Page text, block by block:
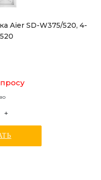
Aier SD-W375/520, 4-
+